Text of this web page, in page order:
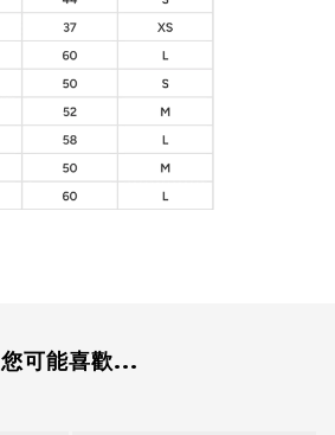
您可能喜歡...